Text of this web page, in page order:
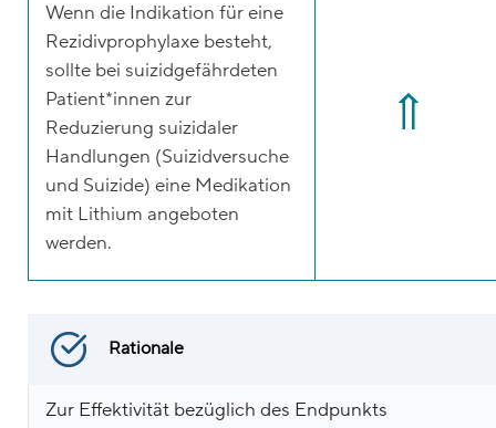
Wenn die Indikation für eine
Rezidivprophylaxe besteht,
sollte bei suizidgefährdeten
Patient*innen zur
Reduzierung suizidaler
Handlungen (Suizidversuche
und Suizide) eine Medikation
mit Lithium angeboten
werden.
Rationale
Zur Effektivität bezüglich des Endpunkts